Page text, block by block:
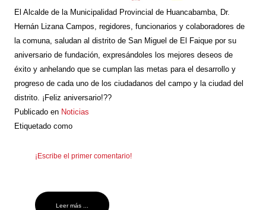
El Alcalde de la Municipalidad Provincial de Huancabamba, Dr.
Hernán Lizana Campos, regidores, funcionarios y colaboradores de
la comuna, saludan al distrito de San Miguel de El Faique por su
aniversario de fundación, expresándoles los mejores deseos de
éxito y anhelando que se cumplan las metas para el desarrollo y
progreso de cada uno de los ciudadanos del campo y la ciudad del
distrito. ¡Feliz aniversario!??
Publicado en Noticias
Etiquetado como
¡Escribe el primer comentario!
Leer más ...